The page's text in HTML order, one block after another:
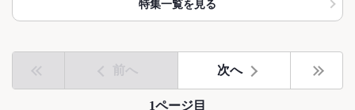
前へ 次へ
1ページ目